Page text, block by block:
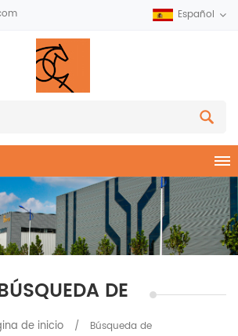
Español
DE
de inicio / Búsqueda de